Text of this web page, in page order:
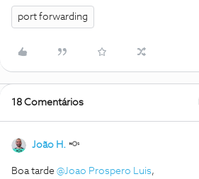
port forwarding
18 Comentários
João H.
Boa tarde @Joao Prospero Luis,